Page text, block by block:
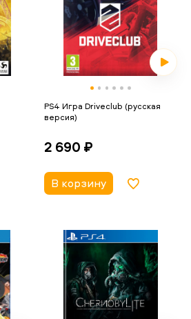
PS4 Игра Driveclub (русская
версия)
2 690 ₽
В корзину